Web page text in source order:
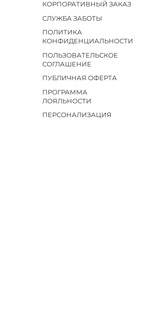
КОРПОРАТИВНЫЙ ЗАКАЗ
СЛУЖБА ЗАБОТЫ
ПОЛИТИКА
КОНФИДЕНЦИАЛЬНОСТИ
ПОЛЬЗОВАТЕЛЬСКОЕ
СОГЛАШЕНИЕ
ПУБЛИЧНАЯ ОФЕРТА
ПРОГРАММА
ЛОЯЛЬНОСТИ
ПЕРСОНАЛИЗАЦИЯ